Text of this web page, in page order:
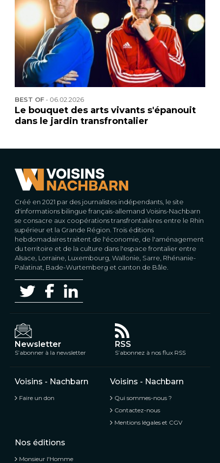
BEST OF- 06.02.2026
Le bouquet des arts vivants s'épanouit
dans le jardin transfrontalier
Créé en 2021 par des journalistes indépendants, le site
d'informations bilingue français-allemand Voisins-Nachbarn
se consacre aux coopérations transfrontalières entre le Rhin
supérieur et la Grande Région. Trois éditions
hebdomadaires traitent de l'économie, de l'aménagement
du territoire et de la culture dans l'espace frontalier entre
Alsace, Lorraine, Luxembourg, Wallonie, Sarre, Rhénanie-
Palatinat, Bade-Wurtemberg et canton de Bâle.
Newsletter
S’abonner à la newsletter
RSS
S’abonnez à nos flux RSS
Voisins - Nachbarn
Faire un don
Voisins - Nachbarn
Qui sommes-nous ?
Contactez-nous
Mentions légales et CGV
Nos éditions
Monsieur l'Homme